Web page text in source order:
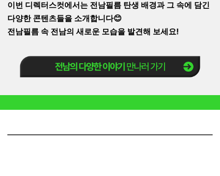
이번 디렉터스컷에서는 전남필름 탄생 배경과 그 속에 담긴
다양한 콘텐츠들을 소개합니다😊
전남필름 속 전남의 새로운 모습을 발견해 보세요!